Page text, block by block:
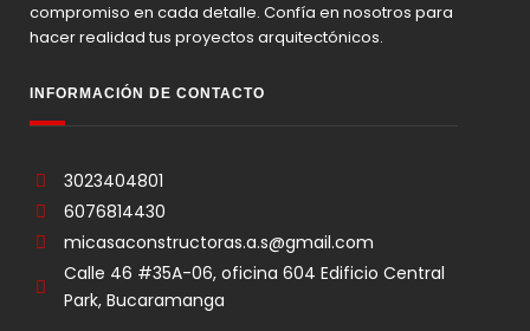
compromiso en cada detalle. Confía en nosotros para
hacer realidad tus proyectos arquitectónicos.
INFORMACIÓN DE CONTACTO
3023404801
6076814430
micasaconstructoras.a.s@gmail.com
Calle 46 #35A-06, oficina 604 Edificio Central
Park, Bucaramanga